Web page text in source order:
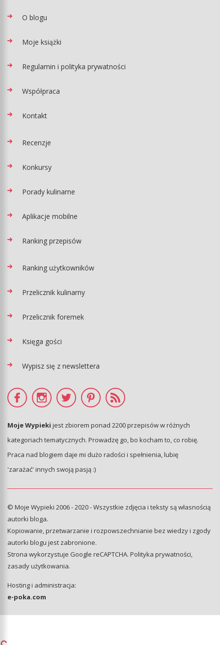
O blogu
Moje książki
Regulamin i polityka prywatności
Współpraca
Kontakt
Recenzje
Konkursy
Porady kulinarne
Aplikacje mobilne
Ranking przepisów
Ranking użytkowników
Przelicznik kulinarny
Przelicznik foremek
Księga gości
Wypisz się z newslettera
Moje Wypieki jest zbiorem ponad 2200 przepisów w różnych
kategoriach tematycznych. Prowadzę go, bo kocham to, co robię.
Praca nad blogiem daje mi dużo radości i spełnienia, lubię
'zarażać' innych swoją pasją :)
© Moje Wypieki 2006 - 2020 - Wszystkie zdjęcia i teksty są własnością
autorki bloga.
Kopiowanie, przetwarzanie i rozpowszechnianie bez wiedzy i zgody
autorki blogu jest zabronione.
Strona wykorzystuje Google reCAPTCHA. Polityka prywatności,
zasady użytkowania.
Hosting i administracja:
e-poka.com